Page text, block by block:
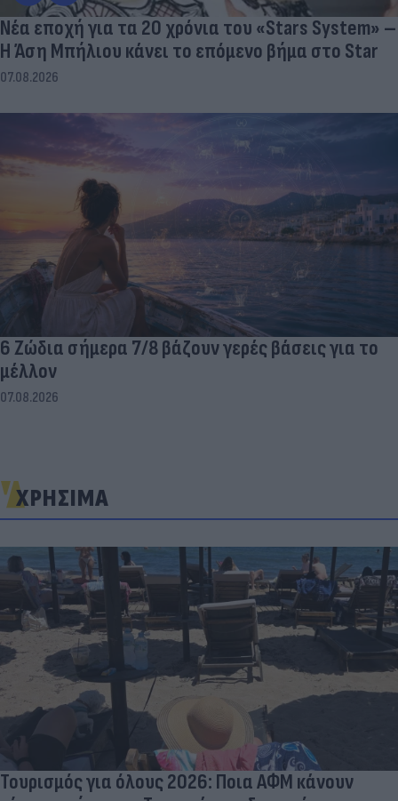
Νέα εποχή για τα 20 χρόνια του «Stars System» –
Η Άση Μπήλιου κάνει το επόμενο βήμα στο Star
07.08.2026
6 Ζώδια σήμερα 7/8 βάζουν γερές βάσεις για το
μέλλον
07.08.2026
ΧΡΗΣΙΜΑ
Τουρισμός για όλους 2026: Ποια ΑΦΜ κάνουν